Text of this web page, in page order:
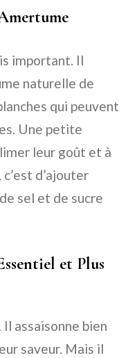
important. Il
naturelle de
qui peuvent
Une petite
leur goût et à
d’ajouter
sel et de sucre
et Plus
assaisonne bien
saveur. Mais il